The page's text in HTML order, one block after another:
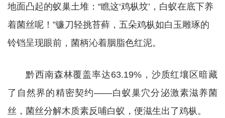
地面凸起的蚁巢土堆：“瞧这‘鸡枞坟’，白蚁在底下养
着菌丝呢！”镰刀轻挑苔藓，五朵鸡枞如白玉雕琢的
铃铛呈现眼前，菌柄沁着胭脂色红泥。
黔西南森林覆盖率达63.19%，沙质红壤区暗藏
了自然界的精密契约——白蚁巢穴分泌激素滋养菌
丝，菌丝分解木质素反哺白蚁，便滋生出了鸡枞。